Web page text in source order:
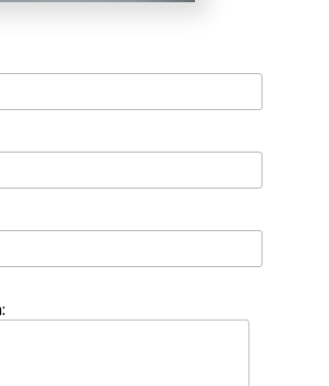
de Parnaíba, Conte com os
Esquadriflex e tenha a melhor
oferecidos, é possível
Porta de Alumínio para